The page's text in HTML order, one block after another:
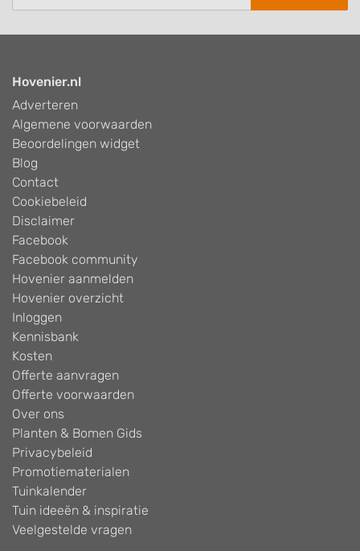
Hovenier.nl
Adverteren
Algemene voorwaarden
Beoordelingen widget
Blog
Contact
Cookiebeleid
Disclaimer
Facebook
Facebook community
Hovenier aanmelden
Hovenier overzicht
Inloggen
Kennisbank
Kosten
Offerte aanvragen
Offerte voorwaarden
Over ons
Planten & Bomen Gids
Privacybeleid
Promotiematerialen
Tuinkalender
Tuin ideeën & inspiratie
Veelgestelde vragen